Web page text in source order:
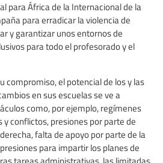
para África de la Internacional de la
para erradicar la violencia de
y garantizar unos entornos de
para todo el profesorado y el
compromiso, el potencial de los y las
en sus escuelas se ve a
como, por ejemplo, regímenes
conflictos, presiones por parte de
falta de apoyo por parte de la
para impartir los planes de